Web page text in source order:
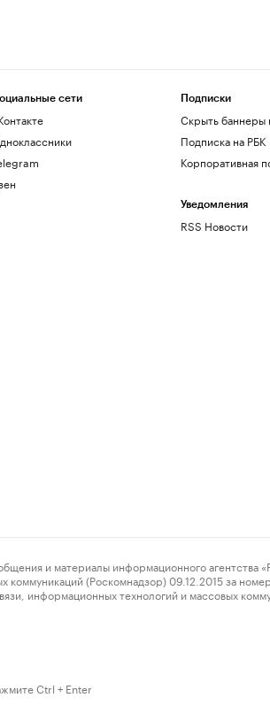
сети Подписки
Скрыть баннеры
Подписка на РБК
Корпоративная
Уведомления
RSS Новости
материалы информационного агентства
(Роскомнадзор) 09.12.2015 за
информационных технологий и массовых
Ctrl + Enter